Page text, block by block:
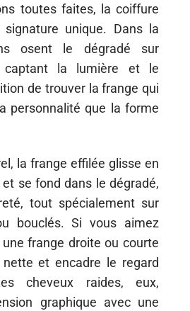
toutes faites, la coiffure
unique. Dans la
osent le dégradé sur
captant la lumière et le
de trouver la frange qui
personnalité que la forme
la frange effilée glisse en
se fond dans le dégradé,
tout spécialement sur
bouclés. Si vous aimez
frange droite ou courte
et encadre le regard
cheveux raides, eux,
graphique avec une